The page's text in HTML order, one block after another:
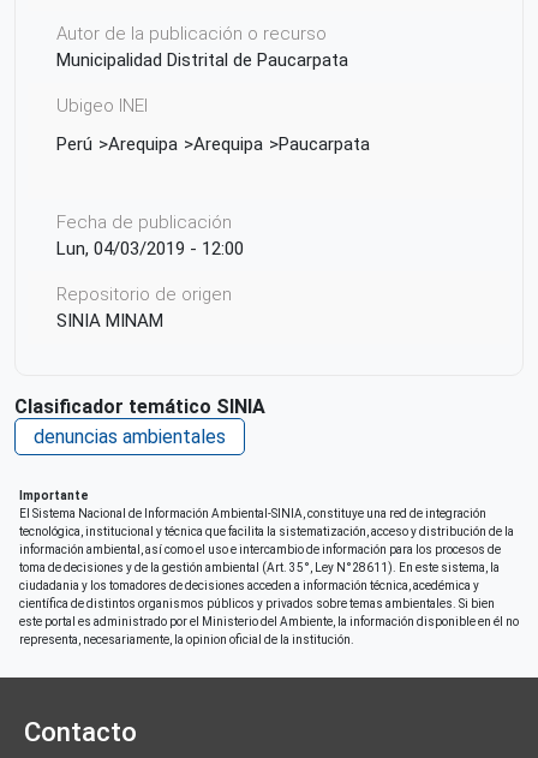
Autor de la publicación o recurso
Municipalidad Distrital de Paucarpata
Ubigeo INEI
Perú
Arequipa Arequipa Paucarpata
Fecha de publicación
Lun, 04/03/2019 - 12:00
Repositorio de origen
SINIA MINAM
Clasificador temático SINIA
denuncias ambientales
Importante
El Sistema Nacional de Información Ambiental-SINIA, constituye una red de integración
tecnológica, institucional y técnica que facilita la sistematización, acceso y distribución de la
información ambiental, así como el uso e intercambio de información para los procesos de
toma de decisiones y de la gestión ambiental (Art. 35°, Ley N°28611). En este sistema, la
ciudadania y los tomadores de decisiones acceden a información técnica, acedémica y
científica de distintos organismos públicos y privados sobre temas ambientales. Si bien
este portal es administrado por el Ministerio del Ambiente, la información disponible en él no
representa, necesariamente, la opinion oficial de la institución.
Contacto